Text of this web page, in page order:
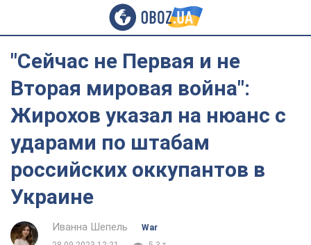
"Сейчас не Первая и не
Вторая мировая война":
Жирохов указал на нюанс с
ударами по штабам
российских оккупантов в
Украине
Иванна Шепель
War